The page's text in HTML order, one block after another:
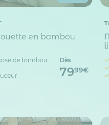
en bambou
de bambou
Dès
7999€